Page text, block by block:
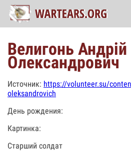
Велигонь Андрій
Олександрович
Источник: https://volunteer.su/
oleksandrovich
День рождения:
Картинка:
Старший солдат